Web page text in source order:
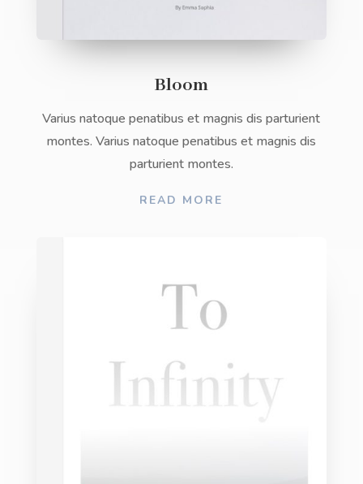
Bloom
Varius natoque penatibus et magnis dis parturient
montes. Varius natoque penatibus et magnis dis
parturient montes.
READ MORE